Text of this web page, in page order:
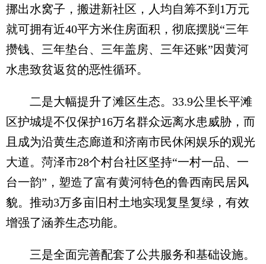
挪出水窝子，搬进新社区，人均自筹不到1万元
就可拥有近40平方米住房面积，彻底摆脱“三年
攒钱、三年垫台、三年盖房、三年还账”因黄河
水患致贫返贫的恶性循环。
二是大幅提升了滩区生态。33.9公里长平滩
区护城堤不仅保护16万名群众远离水患威胁，而
且成为沿黄生态廊道和济南市民休闲娱乐的观光
大道。菏泽市28个村台社区坚持“一村一品、一
台一韵”，塑造了富有黄河特色的鲁西南民居风
貌。推动3万多亩旧村土地实现复垦复绿，有效
增强了涵养生态功能。
三是全面完善配套了公共服务和基础设施。